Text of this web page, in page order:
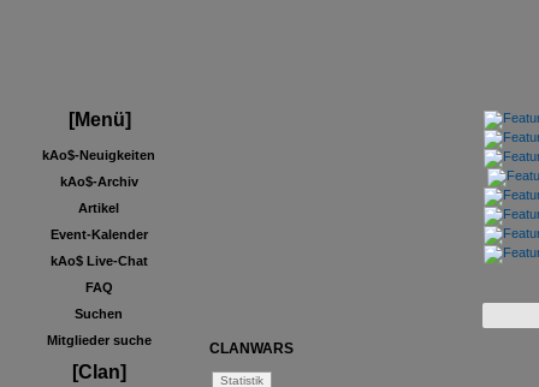
[Menü]
kAo$-Neuigkeiten
kAo$-Archiv
Artikel
Event-Kalender
kAo$ Live-Chat
FAQ
Suchen
Mitglieder suche
[Clan]
CLANWARS